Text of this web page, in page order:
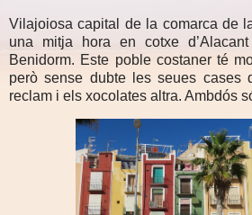
Vilajoiosa capital de la comarca de
una mitja hora en cotxe
Benidorm. Este poble costaner té
però sense dubte les seues cases
reclam i els xocolates altra. Ambdós